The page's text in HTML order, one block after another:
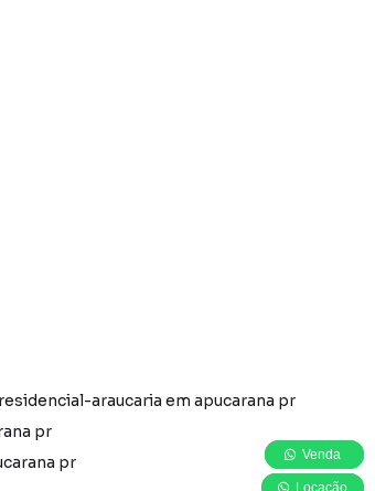
araucaria em apucarana pr
pr
pr Venda
Locação
Venda
Locação
Venda
Locação